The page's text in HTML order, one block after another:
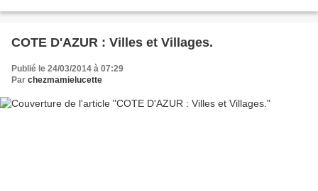
COTE D'AZUR : Villes et Villages.
Publié le 24/03/2014 à 07:29
Par chezmamielucette